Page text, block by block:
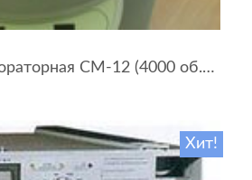
Центрифуга лабораторная СМ-12 (4000 об.мин, 12 пробирок)
Хит!